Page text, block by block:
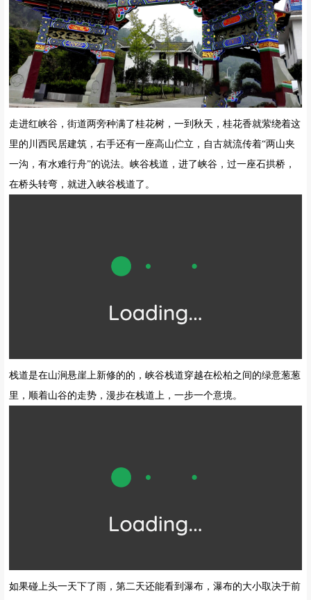
到达红白镇后，前行几百米就会有一个“红峡谷”牌坊，“红峡谷”三个
红色大字屹立在中间，大气又威严，典型的川西建筑民族花纹。
走进红峡谷，街道两旁种满了桂花树，一到秋天，桂花香就萦绕着这
一沟，有水难行舟”的说法。峡谷栈道，进了峡谷，过一座石拱桥，
里，顺着山谷的走势，漫步在栈道上，一步一个意境。